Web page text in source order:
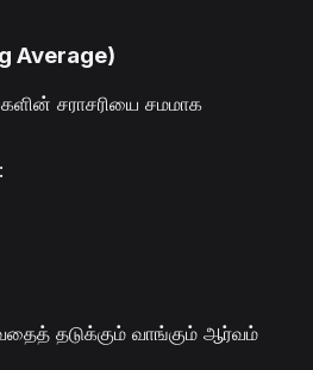
Average)
சராசரியை சமமாக
:
தடுக்கும் வாங்கும் ஆர்வம்